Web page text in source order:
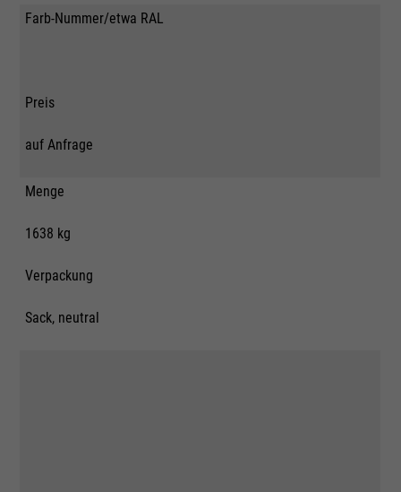
Farb-Nummer/etwa RAL
Preis
auf Anfrage
Menge
1638 kg
Verpackung
Sack, neutral